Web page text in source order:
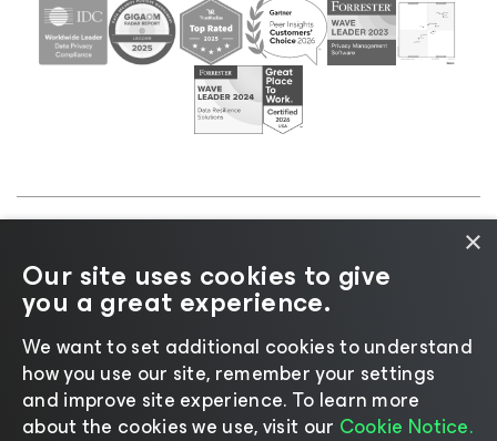
Informativa sulla privacy
|Informativa sui cookie|Informazioni legali
di licenza|Risorse del fornitore
Cambia lingua
×
Our site uses cookies to give
you a great experience.
We want to set additional cookies to understand
how you use our site, remember your settings
and improve site experience. ​To learn more
about the cookies we use, visit our Cookie Notice.